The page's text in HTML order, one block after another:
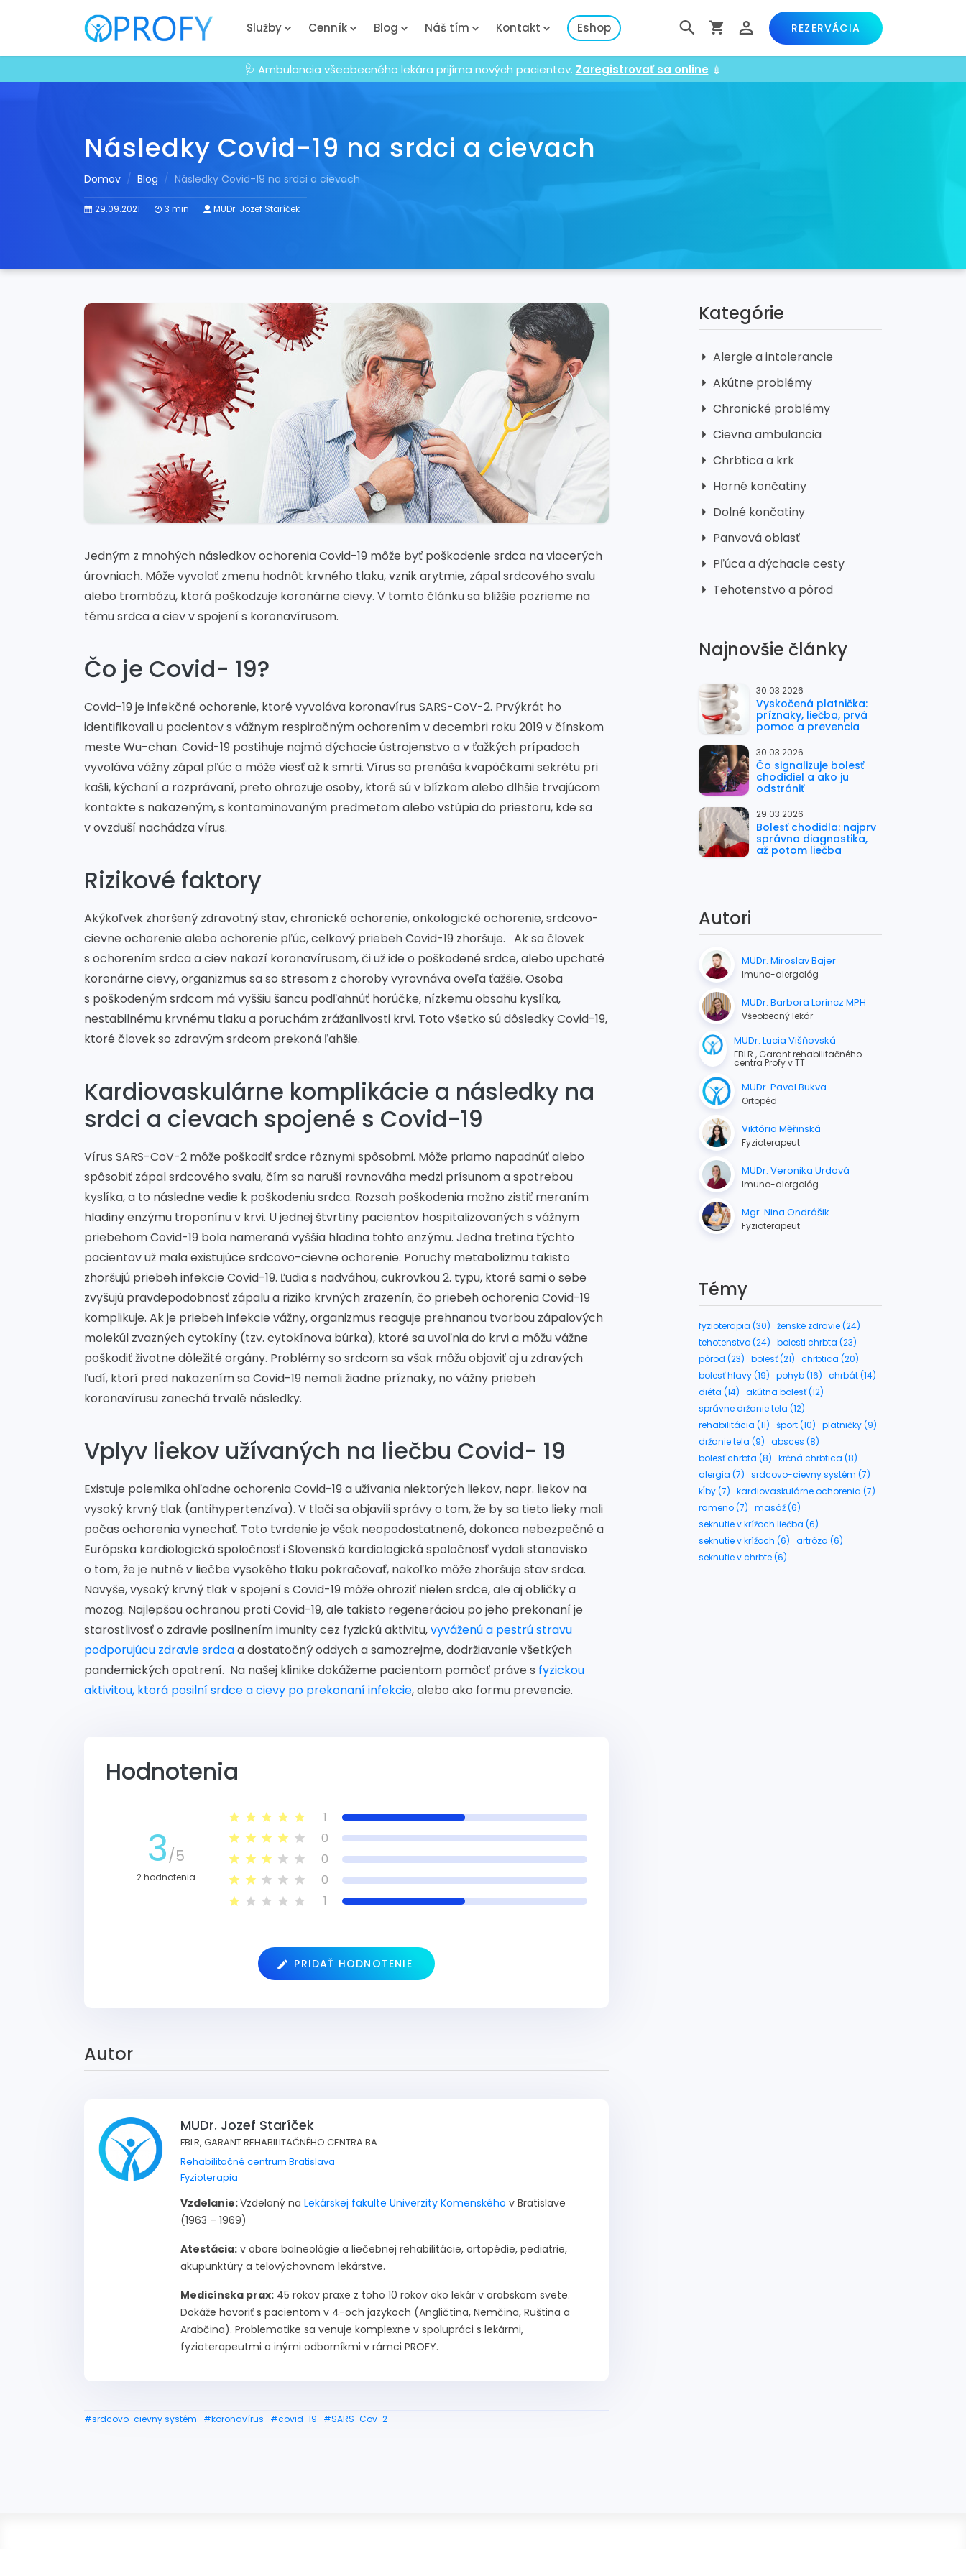
Služby Cenník Blog Náš tím Kontakt Eshop REZERVÁCIA
🩺 Ambulancia všeobecného lekára prijíma nových pacientov. Zaregistrovať sa online 💉
Následky Covid-19 na srdci a cievach
Domov Blog Následky Covid-19 na srdci a cievach
29.09.2021 3 min MUDr. Jozef Staríček
Jedným z mnohých následkov ochorenia Covid-19 môže byť poškodenie srdca na viacerých
úrovniach. Môže vyvolať zmenu hodnôt krvného tlaku, vznik arytmie, zápal srdcového svalu
alebo trombózu, ktorá poškodzuje koronárne cievy. V tomto článku sa bližšie pozrieme na
tému srdca a ciev v spojení s koronavírusom.
Čo je Covid- 19?
Covid-19 je infekčné ochorenie, ktoré vyvoláva koronavírus SARS-CoV-2. Prvýkrát ho
identifikovali u pacientov s vážnym respiračným ochorením v decembri roku 2019 v čínskom
meste Wu-chan. Covid-19 postihuje najmä dýchacie ústrojenstvo a v ťažkých prípadoch
vyvoláva vážny zápal pľúc a môže viesť až k smrti. Vírus sa prenáša kvapôčkami sekrétu pri
kašli, kýchaní a rozprávaní, preto ohrozuje osoby, ktoré sú v blízkom alebo dlhšie trvajúcom
kontakte s nakazeným, s kontaminovaným predmetom alebo vstúpia do priestoru, kde sa
v ovzduší nachádza vírus.
Rizikové faktory
Akýkoľvek zhoršený zdravotný stav, chronické ochorenie, onkologické ochorenie, srdcovo-
cievne ochorenie alebo ochorenie pľúc, celkový priebeh Covid-19 zhoršuje. Ak sa človek
s ochorením srdca a ciev nakazí koronavírusom, či už ide o poškodené srdce, alebo upchaté
koronárne cievy, organizmus sa so stresom z choroby vyrovnáva oveľa ťažšie. Osoba
s poškodeným srdcom má vyššiu šancu podľahnúť horúčke, nízkemu obsahu kyslíka,
nestabilnému krvnému tlaku a poruchám zrážanlivosti krvi. Toto všetko sú dôsledky Covid-19,
ktoré človek so zdravým srdcom prekoná ľahšie.
Kardiovaskulárne komplikácie a následky na
srdci a cievach spojené s Covid-19
Vírus SARS-CoV-2 môže poškodiť srdce rôznymi spôsobmi. Môže priamo napadnúť alebo
spôsobiť zápal srdcového svalu, čím sa naruší rovnováha medzi prísunom a spotrebou
kyslíka, a to následne vedie k poškodeniu srdca. Rozsah poškodenia možno zistiť meraním
hladiny enzýmu troponínu v krvi. U jednej štvrtiny pacientov hospitalizovaných s vážnym
priebehom Covid-19 bola nameraná vyššia hladina tohto enzýmu. Jedna tretina týchto
pacientov už mala existujúce srdcovo-cievne ochorenie. Poruchy metabolizmu takisto
zhoršujú priebeh infekcie Covid-19. Ľudia s nadváhou, cukrovkou 2. typu, ktoré sami o sebe
zvyšujú pravdepodobnosť zápalu a riziko krvných zrazenín, čo priebeh ochorenia Covid-19
komplikuje. Ak je priebeh infekcie vážny, organizmus reaguje prehnanou tvorbou zápalových
molekúl zvazných cytokíny (tzv. cytokínova búrka), ktoré sa uvoľnia do krvi a môžu vážne
poškodiť životne dôležité orgány. Problémy so srdcom sa však môžu objaviť aj u zdravých
ľudí, ktorí pred nakazením sa Covid-19 nemali žiadne príznaky, no vážny priebeh
koronavírusu zanechá trvalé následky.
Vplyv liekov užívaných na liečbu Covid- 19
Existuje polemika ohľadne ochorenia Covid-19 a užívania niektorých liekov, napr. liekov na
vysoký krvný tlak (antihypertenzíva). V tlači sa objavili správy o tom, že by sa tieto lieky mali
počas ochorenia vynechať. Toto tvrdenie je však neopodostatnené, dokonca nebezpečné a
Európska kardiologická spoločnosť i Slovenská kardiologická spoločnosť vydali stanovisko
o tom, že je nutné v liečbe vysokého tlaku pokračovať, nakoľko môže zhoršuje stav srdca.
Navyše, vysoký krvný tlak v spojení s Covid-19 môže ohroziť nielen srdce, ale aj obličky a
mozog. Najlepšou ochranou proti Covid-19, ale takisto regeneráciou po jeho prekonaní je
starostlivosť o zdravie posilnením imunity cez fyzickú aktivitu,vyváženú a pestrú stravu
podporujúcu zdravie srdcaa dostatočný oddych a samozrejme, dodržiavanie všetkých
pandemických opatrení. Na našej klinike dokážeme pacientom pomôcť práve s fyzickou
aktivitou, ktorá posilní srdce a cievy po prekonaní infekcie, alebo ako formu prevencie.
Hodnotenia
3/5
2 hodnotenia
1
0
0
0
1
PRIDAŤ HODNOTENIE
Autor
MUDr. Jozef Staríček
FBLR, GARANT REHABILITAČNÉHO CENTRA BA
Rehabilitačné centrum Bratislava
Fyzioterapia
Vzdelanie:Vzdelaný na Lekárskej fakulte Univerzity Komenského v Bratislave
(1963 – 1969)
Atestácia: v obore balneológie a liečebnej rehabilitácie, ortopédie, pediatrie,
akupunktúry a telovýchovnom lekárstve.
Medicínska prax: 45 rokov praxe z toho 10 rokov ako lekár v arabskom svete.
Dokáže hovoriť s pacientom v 4-och jazykoch (Angličtina, Nemčina, Ruština a
Arabčina). Problematike sa venuje komplexne v spolupráci s lekármi,
fyzioterapeutmi a inými odborníkmi v rámci PROFY.
#srdcovo-cievny systém #koronavírus #covid-19 #SARS-Cov-2
Kategórie
Alergie a intolerancie
Akútne problémy
Chronické problémy
Cievna ambulancia
Chrbtica a krk
Horné končatiny
Dolné končatiny
Panvová oblasť
Pľúca a dýchacie cesty
Tehotenstvo a pôrod
Najnovšie články
30.03.2026
Vyskočená platnička:
príznaky, liečba, prvá
pomoc a prevencia
30.03.2026
Čo signalizuje bolesť
chodidiel a ako ju
odstrániť
29.03.2026
Bolesť chodidla: najprv
správna diagnostika,
až potom liečba
Autori
MUDr. Miroslav Bajer
Imuno-alergológ
MUDr. Barbora Lorincz MPH
Všeobecný lekár
MUDr. Lucia Višňovská
FBLR , Garant rehabilitačného
centra Profy v TT
MUDr. Pavol Bukva
Ortopéd
Viktória Měřinská
Fyzioterapeut
MUDr. Veronika Urdová
Imuno-alergológ
Mgr. Nina Ondrášik
Fyzioterapeut
Témy
fyzioterapia (30) ženské zdravie (24)
tehotenstvo (24) bolesti chrbta (23)
pôrod (23) bolesť (21) chrbtica (20)
bolesť hlavy (19) pohyb (16) chrbát (14)
diéta (14) akútna bolesť (12)
správne držanie tela (12)
rehabilitácia (11) šport (10) platničky (9)
držanie tela (9) absces (8)
bolesť chrbta (8) krčná chrbtica (8)
alergia (7) srdcovo-cievny systém (7)
kĺby (7) kardiovaskulárne ochorenia (7)
rameno (7) masáž (6)
seknutie v krížoch liečba (6)
seknutie v krížoch (6) artróza (6)
seknutie v chrbte (6)